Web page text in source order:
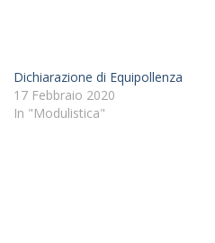
Dichiarazione di Equipollenza
17 Febbraio 2020
In "Modulistica"